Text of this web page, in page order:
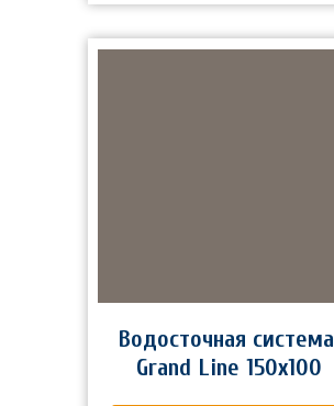
Водосточная система
Grand Line 150x100